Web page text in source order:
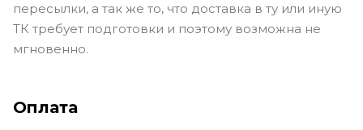
пересылки, а так же то, что доставка в ту или иную
ТК требует подготовки и поэтому возможна не
мгновенно.
Оплата